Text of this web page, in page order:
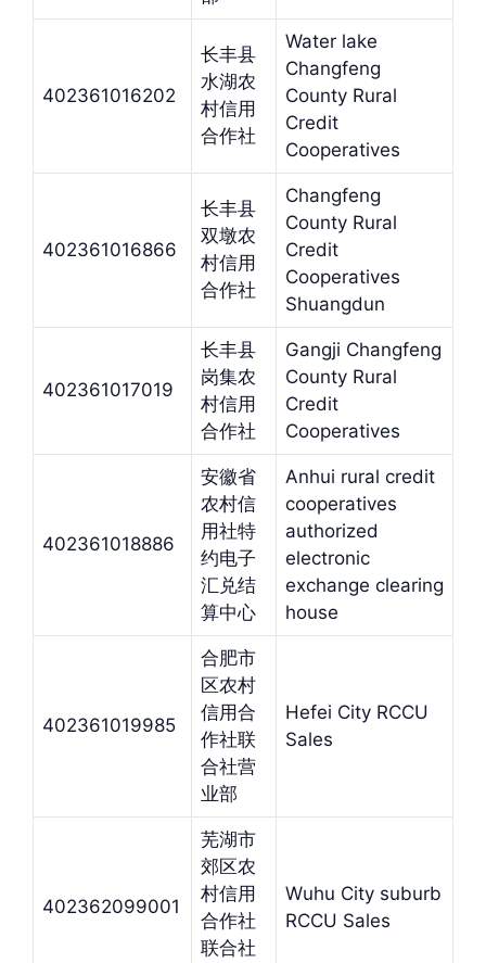
402361016202
长丰县
水湖农
村信用
合作社
Water lake
Changfeng
County Rural
Credit
Cooperatives
402361016866
长丰县
双墩农
村信用
合作社
Changfeng
County Rural
Credit
Cooperatives
Shuangdun
402361017019
长丰县
岗集农
村信用
合作社
Gangji Changfeng
County Rural
Credit
Cooperatives
402361018886
安徽省
农村信
用社特
约电子
汇兑结
算中心
Anhui rural credit
cooperatives
authorized
electronic
exchange clearing
house
402361019985
合肥市
区农村
信用合
作社联
合社营
业部
Hefei City RCCU
Sales
402362099001
芜湖市
郊区农
村信用
合作社
联合社
Wuhu City suburb
RCCU Sales